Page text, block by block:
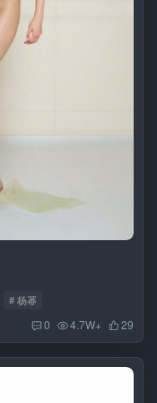
# 杨幂
0 4.7W+ 29